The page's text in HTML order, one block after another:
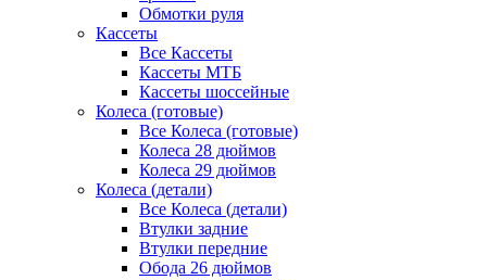
Обмотки руля
Кассеты
Все Кассеты
Кассеты МТБ
Кассеты шоссейные
Колеса (готовые)
Все Колеса (готовые)
Колеса 28 дюймов
Колеса 29 дюймов
Колеса (детали)
Все Колеса (детали)
Втулки задние
Втулки передние
Обода 26 дюймов